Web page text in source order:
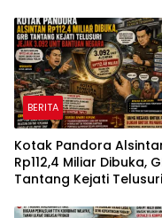
Dilepaskan Dalam
BERITA
Kotak Pandora
Rp112,4 Miliar Dibuka,
Tantang Kejati Telusuri
Negara